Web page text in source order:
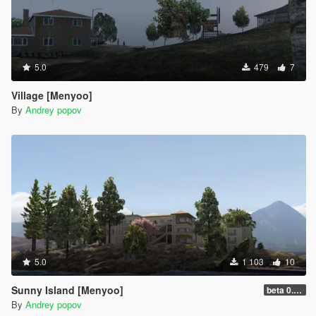
5.0 479 7
Village [Menyoo]
By Andrey popov
5.0 1 103 10
Sunny Island [Menyoo] beta 0.0.1
By Andrey popov